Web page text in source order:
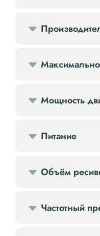
Осветительные
Осушители
Ресиверы
Мощность
Питание
Объём
Частотный